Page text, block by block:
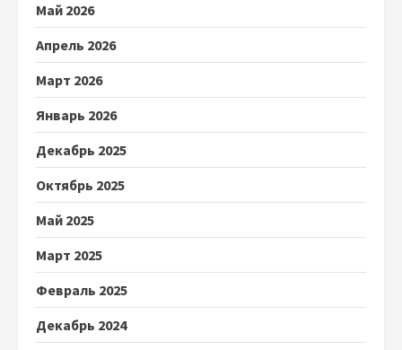
Май 2026
Апрель 2026
Март 2026
Январь 2026
Декабрь 2025
Октябрь 2025
Май 2025
Март 2025
Февраль 2025
Декабрь 2024